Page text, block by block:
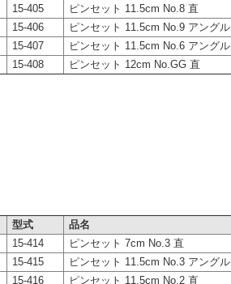
15-405
ピンセット 11.5cm No.8 直
15-406
ピンセット 11.5cm No.9 アングル
15-407
ピンセット 11.5cm No.6 アングル
15-408 ピンセット 12cm No.GG 直
型式
品名
15-414
ピンセット 7cm No.3 直
15-415
ピンセット 11.5cm No.3 アングル
15-416
ピンセット 11.5cm No.2 直